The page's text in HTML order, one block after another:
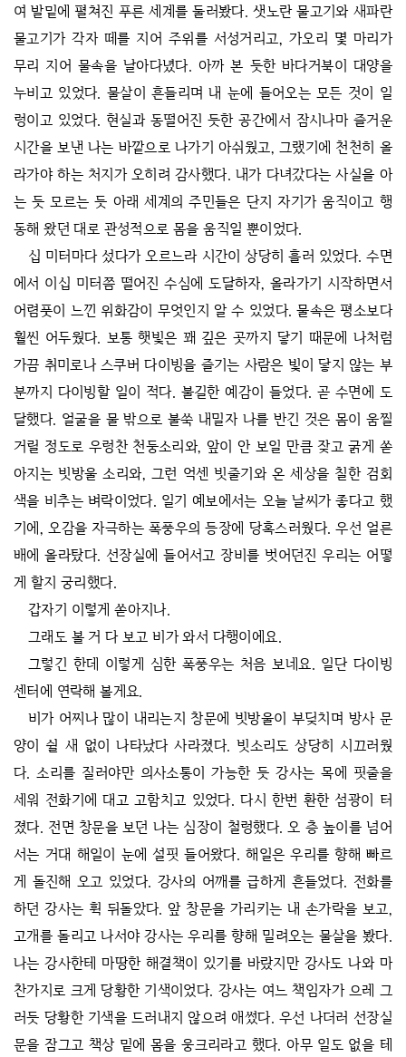
여 발밑에 펼쳐진 푸른 세계를 둘러봤다. 샛노란 물고기와 새파란
물고기가 각자 떼를 지어 주위를 서성거리고, 가오리 몇 마리가
무리 지어 물속을 날아다녔다. 아까 본 듯한 바다거북이 대양을
누비고 있었다. 물살이 흔들리며 내 눈에 들어오는 모든 것이 일
렁이고 있었다. 현실과 동떨어진 듯한 공간에서 잠시나마 즐거운
시간을 보낸 나는 바깥으로 나가기 아쉬웠고, 그랬기에 천천히 올
라가야 하는 처지가 오히려 감사했다. 내가 다녀갔다는 사실을 아
는 듯 모르는 듯 아래 세계의 주민들은 단지 자기가 움직이고 행
동해 왔던 대로 관성적으로 몸을 움직일 뿐이었다.
십 미터마다 섰다가 오르느라 시간이 상당히 흘러 있었다. 수면
에서 이십 미터쯤 떨어진 수심에 도달하자, 올라가기 시작하면서
어렴풋이 느낀 위화감이 무엇인지 알 수 있었다. 물속은 평소보다
훨씬 어두웠다. 보통 햇빛은 꽤 깊은 곳까지 닿기 때문에 나처럼
가끔 취미로나 스쿠버 다이빙을 즐기는 사람은 빛이 닿지 않는 부
분까지 다이빙할 일이 적다. 불길한 예감이 들었다. 곧 수면에 도
달했다. 얼굴을 물 밖으로 불쑥 내밀자 나를 반긴 것은 몸이 움찔
거릴 정도로 우렁찬 천둥소리와, 앞이 안 보일 만큼 잦고 굵게 쏟
아지는 빗방울 소리와, 그런 억센 빗줄기와 온 세상을 칠한 검회
색을 비추는 벼락이었다. 일기 예보에서는 오늘 날씨가 좋다고 했
기에, 오감을 자극하는 폭풍우의 등장에 당혹스러웠다. 우선 얼른
배에 올라탔다. 선장실에 들어서고 장비를 벗어던진 우리는 어떻
게 할지 궁리했다.
갑자기 이렇게 쏟아지나.
그래도 볼 거 다 보고 비가 와서 다행이에요.
그렇긴 한데 이렇게 심한 폭풍우는 처음 보네요. 일단 다이빙
센터에 연락해 볼게요.
비가 어찌나 많이 내리는지 창문에 빗방울이 부딪치며 방사 문
양이 쉴 새 없이 나타났다 사라졌다. 빗소리도 상당히 시끄러웠
다. 소리를 질러야만 의사소통이 가능한 듯 강사는 목에 핏줄을
세워 전화기에 대고 고함치고 있었다. 다시 한번 환한 섬광이 터
졌다. 전면 창문을 보던 나는 심장이 철렁했다. 오 층 높이를 넘어
서는 거대 해일이 눈에 설핏 들어왔다. 해일은 우리를 향해 빠르
게 돌진해 오고 있었다. 강사의 어깨를 급하게 흔들었다. 전화를
하던 강사는 휙 뒤돌았다. 앞 창문을 가리키는 내 손가락을 보고,
고개를 돌리고 나서야 강사는 우리를 향해 밀려오는 물살을 봤다.
나는 강사한테 마땅한 해결책이 있기를 바랐지만 강사도 나와 마
찬가지로 크게 당황한 기색이었다. 강사는 여느 책임자가 으레 그
러듯 당황한 기색을 드러내지 않으려 애썼다. 우선 나더러 선장실
문을 잠그고 책상 밑에 몸을 웅크리라고 했다. 아무 일도 없을 테